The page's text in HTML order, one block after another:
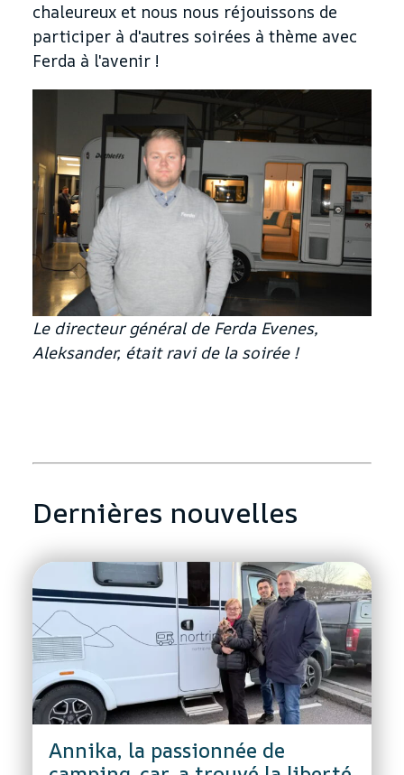
chaleureux et nous nous réjouissons de
participer à d'autres soirées à thème avec
Ferda à l'avenir !
Le directeur général de Ferda Evenes,
Aleksander, était ravi de la soirée !
Dernières nouvelles
Annika, la passionnée de